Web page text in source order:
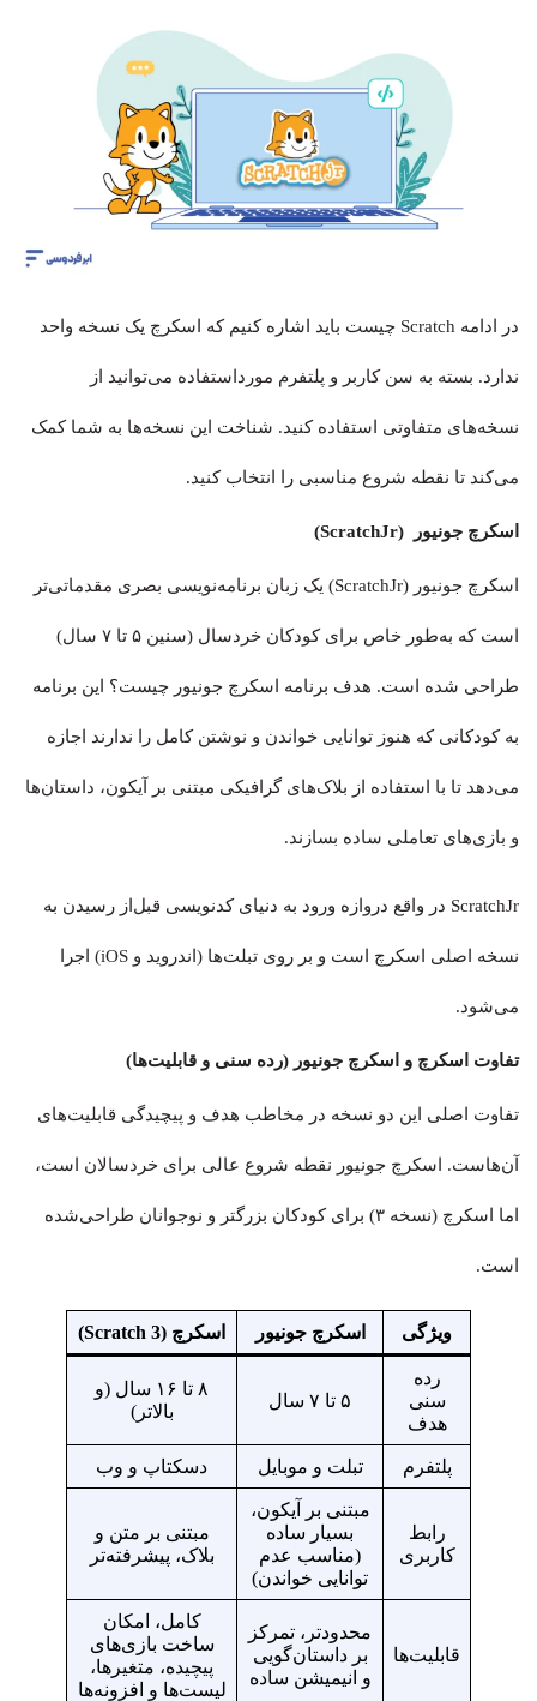
در ادامه Scratch چیست باید اشاره کنیم که اسکرچ یک نسخه واحد
ندارد. بسته به سن کاربر و پلتفرم مورداستفاده می‌توانید از
نسخه‌های متفاوتی استفاده کنید. شناخت این نسخه‌ها به شما کمک
می‌کند تا نقطه شروع مناسبی را انتخاب کنید.
اسکرچ جونیور (ScratchJr)
اسکرچ جونیور (ScratchJr) یک زبان برنامه‌نویسی بصری مقدماتی‌تر
است که به‌طور خاص برای کودکان خردسال (سنین ۵ تا ۷ سال)
طراحی شده است. هدف برنامه اسکرچ جونیور چیست؟ این برنامه
به کودکانی که هنوز توانایی خواندن و نوشتن کامل را ندارند اجازه
می‌دهد تا با استفاده از بلاک‌های گرافیکی مبتنی بر آیکون، داستان‌ها
و بازی‌های تعاملی ساده بسازند.
ScratchJr در واقع دروازه ورود به دنیای کدنویسی قبل‌از رسیدن به
نسخه اصلی اسکرچ است و بر روی تبلت‌ها (اندروید و iOS) اجرا
می‌شود.
تفاوت اسکرچ و اسکرچ جونیور (رده سنی و قابلیت‌ها)
تفاوت اصلی این دو نسخه در مخاطب هدف و پیچیدگی قابلیت‌های
آن‌هاست. اسکرچ جونیور نقطه شروع عالی برای خردسالان است،
اما اسکرچ (نسخه ۳) برای کودکان بزرگتر و نوجوانان طراحی‌شده
است.
ویژگی اسکرچ جونیور اسکرچ (Scratch 3)
رده
سنی
هدف
۵ تا ۷ سال
۸ تا ۱۶ سال (و
بالاتر)
پلتفرم تبلت و موبایل دسکتاپ و وب
رابط
کاربری
مبتنی بر آیکون،
بسیار ساده
(مناسب عدم
توانایی خواندن)
مبتنی بر متن و
بلاک، پیشرفته‌تر
قابلیت‌ها
محدودتر، تمرکز
بر داستان‌گویی
و انیمیشن ساده
کامل، امکان
ساخت بازی‌های
پیچیده، متغیرها،
لیست‌ها و افزونه‌ها